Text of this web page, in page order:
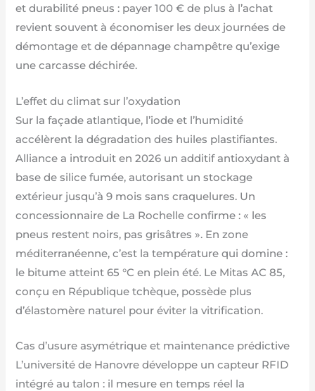
et durabilité pneus : payer 100 € de plus à l’achat
revient souvent à économiser les deux journées de
démontage et de dépannage champêtre qu’exige
une carcasse déchirée.
L’effet du climat sur l’oxydation
Sur la façade atlantique, l’iode et l’humidité
accélèrent la dégradation des huiles plastifiantes.
Alliance a introduit en 2026 un additif antioxydant à
base de silice fumée, autorisant un stockage
extérieur jusqu’à 9 mois sans craquelures. Un
concessionnaire de La Rochelle confirme : « les
pneus restent noirs, pas grisâtres ». En zone
méditerranéenne, c’est la température qui domine :
le bitume atteint 65 °C en plein été. Le Mitas AC 85,
conçu en République tchèque, possède plus
d’élastomère naturel pour éviter la vitrification.
Cas d’usure asymétrique et maintenance prédictive
L’université de Hanovre développe un capteur RFID
intégré au talon : il mesure en temps réel la